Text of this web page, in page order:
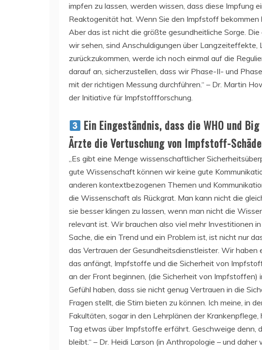
impfen zu lassen, werden wissen, dass diese Impfung
Reaktogenität hat. Wenn Sie den Impfstoff bekommen
Aber das ist nicht die größte gesundheitliche Sorge.
wir sehen, sind Anschuldigungen über Langzeiteffekte,
zurückzukommen, werde ich noch einmal auf die
darauf an, sicherzustellen, dass wir Phase-II- und
mit der richtigen Messung durchführen.“ – Dr. Martin
der Initiative für Impfstoffforschung.
Ein Eingeständnis, dass die WHO und
Ärzte die Vertuschung von Impfstoff-
„Es gibt eine Menge wissenschaftlicher
gute Wissenschaft können wir keine gute
anderen kontextbezogenen Themen und
die Wissenschaft als Rückgrat. Man kann nicht die
sie besser klingen zu lassen, wenn man nicht die
relevant ist. Wir brauchen also viel mehr Investitionen
Sache, die ein Trend und ein Problem ist, ist nicht nur
das Vertrauen der Gesundheitsdienstleister. Wir haben
das anfängt, Impfstoffe und die Sicherheit von
an der Front beginnen, (die Sicherheit von Impfstoffen)
Gefühl haben, dass sie nicht genug Vertrauen in die
Fragen stellt, die Stirn bieten zu können. Ich meine, in
Fakultäten, sogar in den Lehrplänen der
Tag etwas über Impfstoffe erfährt. Geschweige denn,
bleibt.“ – Dr. Heidi Larson (in Anthropologie – und